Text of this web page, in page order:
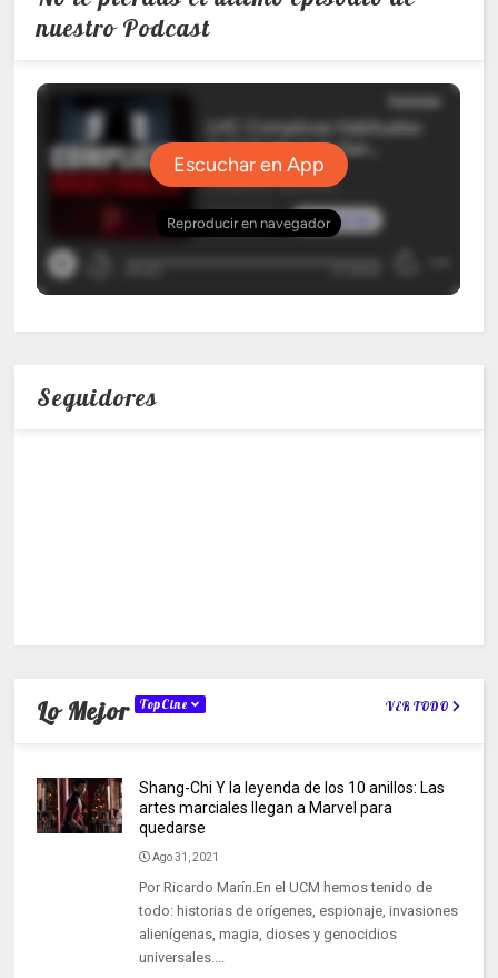
nuestro Podcast
Seguidores
Lo Mejor TopCine VER TODO
Shang-Chi Y la leyenda de los 10 anillos: Las
artes marciales llegan a Marvel para
quedarse
Ago 31, 2021
Por Ricardo Marín.En el UCM hemos tenido de
todo: historias de orígenes, espionaje, invasiones
alienígenas, magia, dioses y genocidios
universales....